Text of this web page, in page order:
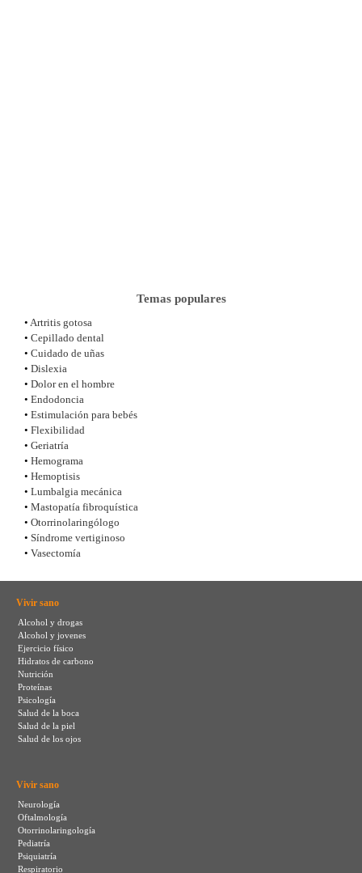
Temas populares
• Artritis gotosa
• Cepillado dental
• Cuidado de uñas
• Dislexia
• Dolor en el hombre
• Endodoncia
• Estimulación para bebés
• Flexibilidad
• Geriatría
• Hemograma
• Hemoptisis
• Lumbalgia mecánica
• Mastopatía fibroquística
• Otorrinolaringólogo
• Síndrome vertiginoso
• Vasectomía
Vivir sano
Alcohol y drogas
Alcohol y jovenes
Ejercicio físico
Hidratos de carbono
Nutrición
Proteínas
Psicología
Salud de la boca
Salud de la piel
Salud de los ojos
Vivir sano
Neurología
Oftalmología
Otorrinolaringología
Pediatría
Psiquiatría
Respiratorio